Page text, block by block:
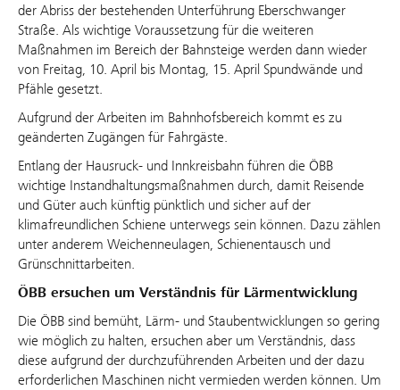
der Abriss der bestehenden Unterführung Eberschwanger
Straße. Als wichtige Voraussetzung für die weiteren
Maßnahmen im Bereich der Bahnsteige werden dann wieder
von Freitag, 10. April bis Montag, 15. April Spundwände und
Pfähle gesetzt.
Aufgrund der Arbeiten im Bahnhofsbereich kommt es zu
geänderten Zugängen für Fahrgäste.
Entlang der Hausruck- und Innkreisbahn führen die ÖBB
wichtige Instandhaltungsmaßnahmen durch, damit Reisende
und Güter auch künftig pünktlich und sicher auf der
klimafreundlichen Schiene unterwegs sein können. Dazu zählen
unter anderem Weichenneulagen, Schienentausch und
Grünschnittarbeiten.
ÖBB ersuchen um Verständnis für Lärmentwicklung
Die ÖBB sind bemüht, Lärm- und Staubentwicklungen so gering
wie möglich zu halten, ersuchen aber um Verständnis, dass
diese aufgrund der durchzuführenden Arbeiten und der dazu
erforderlichen Maschinen nicht vermieden werden können. Um